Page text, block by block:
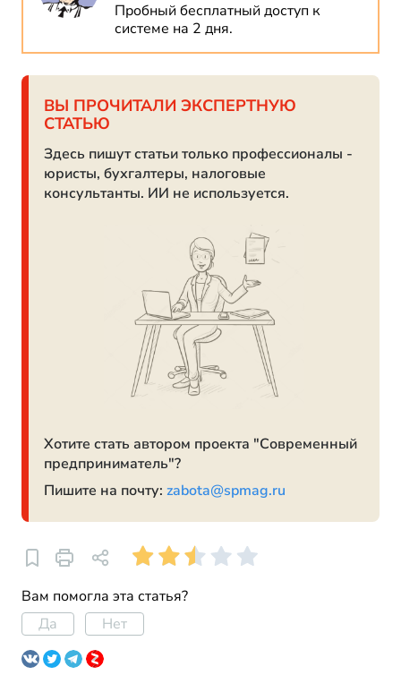
Пробный бесплатный доступ к
системе на 2 дня.
ВЫ ПРОЧИТАЛИ ЭКСПЕРТНУЮ
СТАТЬЮ
Здесь пишут статьи только профессионалы -
юристы, бухгалтеры, налоговые
консультанты. ИИ не используется.
Хотите стать автором проекта "Современный
предприниматель"?
Пишите на почту: zabota@spmag.ru
Вам помогла эта статья?
Да
Нет